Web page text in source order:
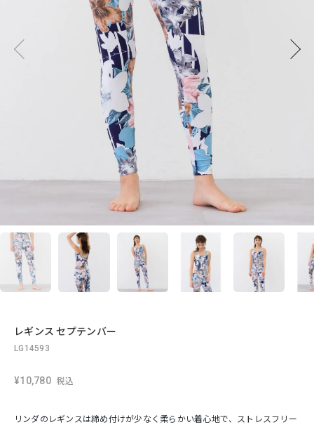
レギンス セプテンバー
LG14593
¥10,780 税込
リンダのレギンスは締め付けが少なく柔らかい着心地で、ストレスフリー